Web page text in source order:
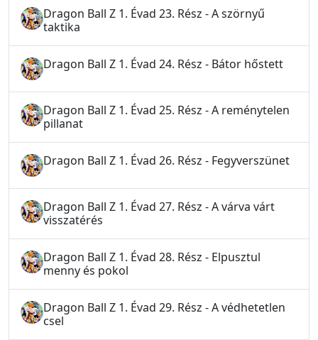
Dragon Ball Z 1. Évad 23. Rész - A szörnyű
taktika
Dragon Ball Z 1. Évad 24. Rész - Bátor hőstett
Dragon Ball Z 1. Évad 25. Rész - A reménytelen
pillanat
Dragon Ball Z 1. Évad 26. Rész - Fegyverszünet
Dragon Ball Z 1. Évad 27. Rész - A várva várt
visszatérés
Dragon Ball Z 1. Évad 28. Rész - Elpusztul
menny és pokol
Dragon Ball Z 1. Évad 29. Rész - A védhetetlen
csel